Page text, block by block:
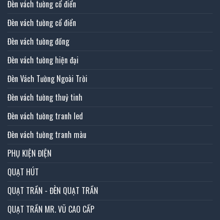
Đèn vách tường cổ điển
Đèn vách tường cổ điển
Đèn vách tường đồng
Đèn vách tường hiện đại
Đèn Vách Tường Ngoài Trời
Đèn vách tường thuỷ tinh
Đèn vách tường tranh led
Đèn vách tường tranh màu
PHỤ KIỆN ĐIỆN
QUẠT HÚT
QUẠT TRẦN - ĐÈN QUẠT TRẦN
QUẠT TRẦN MR. VŨ CAO CẤP